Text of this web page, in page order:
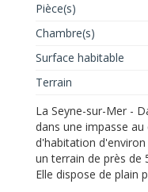
Pièce(s)
Chambre(s)
Surface habitable
Terrain
La Seyne-sur-Mer -
dans une impasse
d'habitation
un terrain de près de
Elle dispose de plain